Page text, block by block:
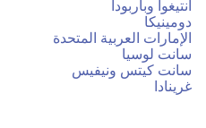
أنتيغوا وباربودا
دومينيكا
الإمارات العربية المتحدة
سانت لوسيا
سانت كيتس ونيفيس
غرينادا